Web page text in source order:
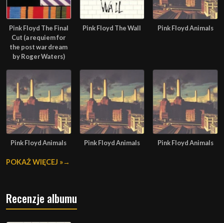
Pink Floyd The Final
Cut (a requiem for
the post war dream
by Roger Waters)
Pink Floyd The Wall Pink Floyd Animals
Pink Floyd Animals Pink Floyd Animals Pink Floyd Animals
POKAŻ WIĘCEJ »
Recenzje albumu